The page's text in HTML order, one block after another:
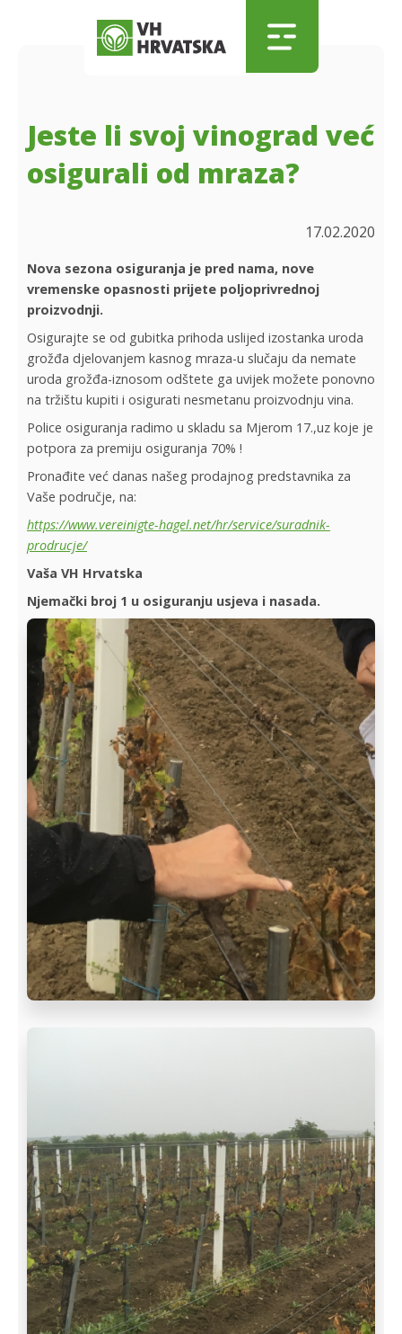
Jeste li svoj vinograd već
osigurali od mraza?
17.02.2020
Nova sezona osiguranja je pred nama, nove
vremenske opasnosti prijete poljoprivrednoj
proizvodnji.
Osigurajte se od gubitka prihoda uslijed izostanka uroda
grožđa djelovanjem kasnog mraza-u slučaju da nemate
uroda grožđa-iznosom odštete ga uvijek možete ponovno
na tržištu kupiti i osigurati nesmetanu proizvodnju vina.
Police osiguranja radimo u skladu sa Mjerom 17.,uz koje je
potpora za premiju osiguranja 70% !
Pronađite već danas našeg prodajnog predstavnika za
Vaše područje, na:
https://www.vereinigte-hagel.net/hr/service/suradnik-
prodrucje/
Vaša VH Hrvatska
Njemački broj 1 u osiguranju usjeva i nasada.